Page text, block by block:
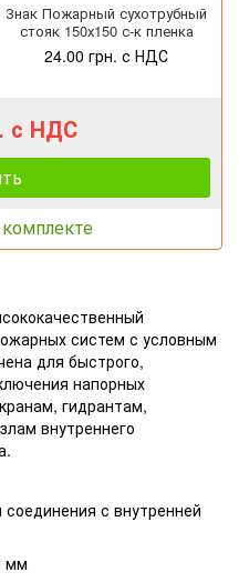
Знак Пожарный сухотрубный
стояк 150х150 с-к пленка
24.00 грн. с НДС
с НДС
систем с условным
для быстрого,
напорных
гидрантам,
внутреннего
с внутренней
мм